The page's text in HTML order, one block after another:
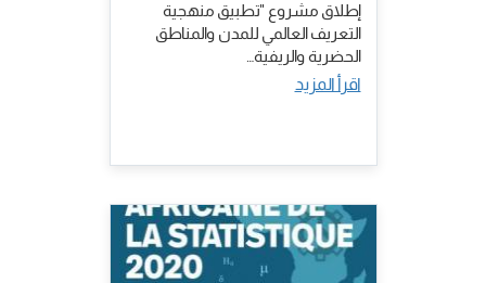
إطلاق مشروع "تطبيق منهجية
التعريف العالمي للمدن والمناطق
الحضرية والريفية…
اقرأ المزيد